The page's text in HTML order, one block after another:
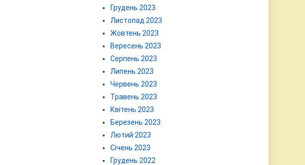
Грудень 2023
Листопад 2023
Жовтень 2023
Вересень 2023
Серпень 2023
Липень 2023
Червень 2023
Травень 2023
Квітень 2023
Березень 2023
Лютий 2023
Січень 2023
Грудень 2022